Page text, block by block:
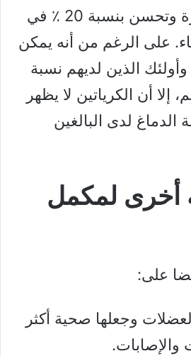
٪ في اختبار الذاكرة وتحسن بنسبة 20 ٪ في
على الرغم من أنه يمكن
الذين لديهم نسبة
أن الكرياتين لا يظهر
الدماغ لدى البالغين
أخرى لمكمل
على:
وجعلها صحية أكثر
والإصابات.